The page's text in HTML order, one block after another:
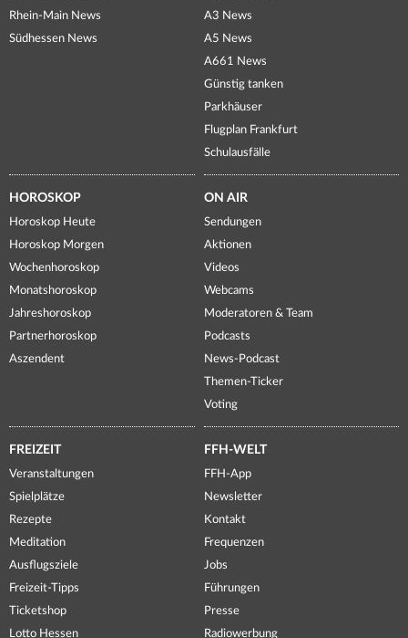
Rhein-Main News
Südhessen News
A3 News
A5 News
A661 News
Günstig tanken
Parkhäuser
Flugplan Frankfurt
Schulausfälle
HOROSKOP
Horoskop Heute
Horoskop Morgen
Wochenhoroskop
Monatshoroskop
Jahreshoroskop
Partnerhoroskop
Aszendent
ON AIR
Sendungen
Aktionen
Videos
Webcams
Moderatoren & Team
Podcasts
News-Podcast
Themen-Ticker
Voting
FREIZEIT
Veranstaltungen
Spielplätze
Rezepte
Meditation
Ausflugsziele
Freizeit-Tipps
Ticketshop
Lotto Hessen
FFH-WELT
FFH-App
Newsletter
Kontakt
Frequenzen
Jobs
Führungen
Presse
Radiowerbung